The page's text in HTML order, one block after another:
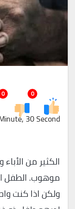
0
0
30 Second
الكثير من
موهوب. الطفل
ولكن اذا كنت